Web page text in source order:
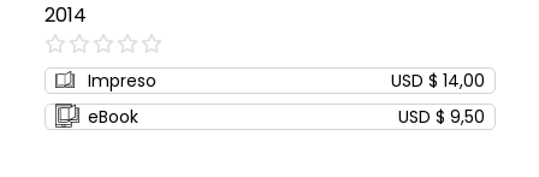
2014
0%
Impreso
USD $ 14,00
eBook
USD $ 9,50